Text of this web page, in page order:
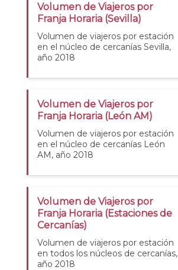
Volumen de Viajeros por
Franja Horaria (Sevilla)
Volumen de viajeros por estación
en el núcleo de cercanías Sevilla,
año 2018
Volumen de Viajeros por
Franja Horaria (León AM)
Volumen de viajeros por estación
en el núcleo de cercanías León
AM, año 2018
Volumen de Viajeros por
Franja Horaria (Estaciones de
Cercanías)
Volumen de viajeros por estación
en todos los núcleos de cercanías,
año 2018